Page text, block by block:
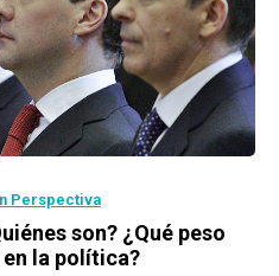
Perspectiva
son? ¿Qué peso
la política?